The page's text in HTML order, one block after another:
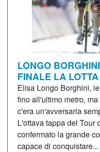
LONGO
FINALE LA
Elisa Longo Borghini,
fino all'ultimo metro,
c'era un'avversaria
L'ottava tappa del Tour
confermato la grande
capace di conquistare...